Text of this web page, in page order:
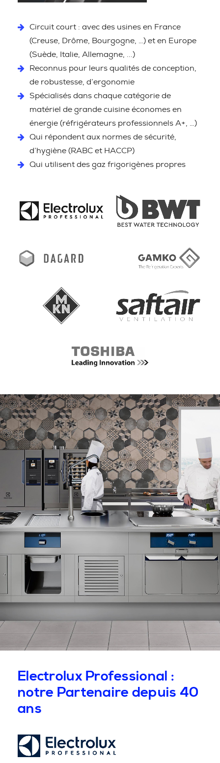
Circuit court : avec des usines en France
(Creuse, Drôme, Bourgogne, …) et en Europe
(Suède, Italie, Allemagne, ...)
Reconnus pour leurs qualités de conception,
de robustesse, d’ergonomie
Spécialisés dans chaque catégorie de
matériel de grande cuisine économes en
énergie (réfrigérateurs professionnels A+, …)
Qui répondent aux normes de sécurité,
d’hygiène (RABC et HACCP)
Qui utilisent des gaz frigorigènes propres
Electrolux Professional :
notre Partenaire depuis 40
ans